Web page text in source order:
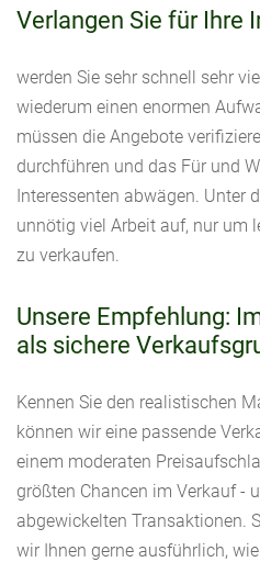
Verlangen Sie für Ihre
werden Sie sehr schnell sehr
wiederum einen enormen
müssen die Angebote
durchführen und das Für und
Interessenten abwägen. Unter
unnötig viel Arbeit auf, nur um
zu verkaufen.
Unsere Empfehlung:
als sichere
Kennen Sie den realistischen
können wir eine passende
einem moderaten
größten Chancen im Verkauf -
abgewickelten Transaktionen.
wir Ihnen gerne ausführlich,